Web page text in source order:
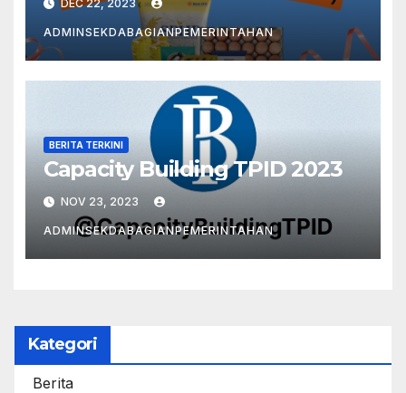
DEC 22, 2023
ADMINSEKDABAGIANPEMERINTAHAN
BERITA TERKINI
Capacity Building TPID 2023
NOV 23, 2023
ADMINSEKDABAGIANPEMERINTAHAN
Kategori
Berita